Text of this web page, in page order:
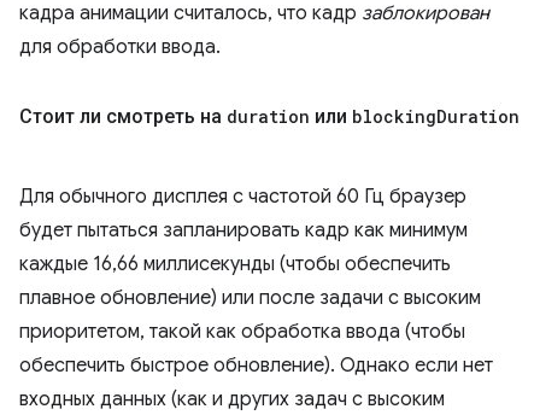
кадра анимации считалось, что кадр заблокирован
для обработки ввода.
Стоит ли смотреть на duration или blockingDuration
Для обычного дисплея с частотой 60 Гц браузер
будет пытаться запланировать кадр как минимум
каждые 16,66 миллисекунды (чтобы обеспечить
плавное обновление) или после задачи с высоким
приоритетом, такой как обработка ввода (чтобы
обеспечить быстрое обновление). Однако если нет
входных данных (как и других задач с высоким